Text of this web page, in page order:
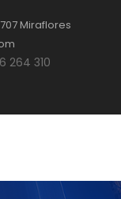
Miraflores
264 310